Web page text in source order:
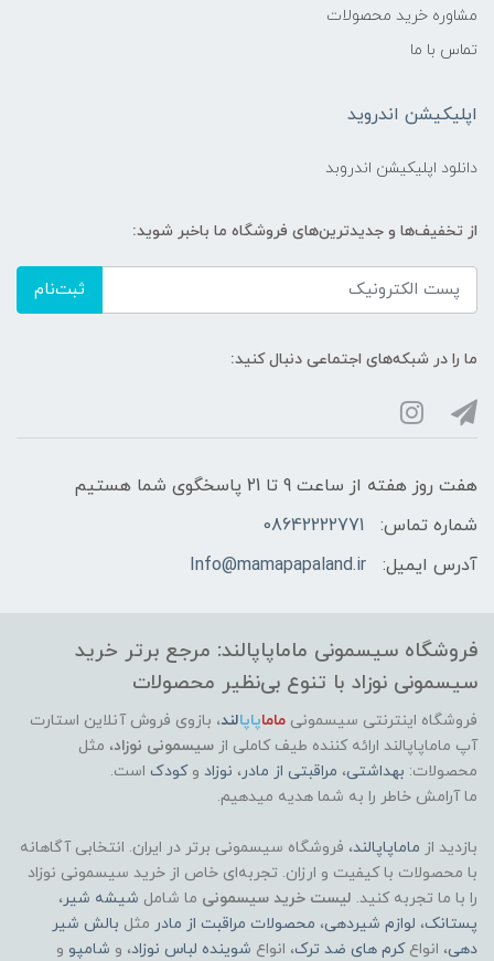
مشاوره خرید محصولات
تماس با ما
اپلیکیشن اندروید
دانلود اپلیکیشن اندروبد
از تخفیف‌ها و جدیدترین‌های فروشگاه ما باخبر شوید:
ثبت‌نام
ما را در شبکه‌های اجتماعی دنبال کنید:
هفت روز هفته از ساعت 9 تا 21 پاسخگوی شما هستیم
شماره تماس:
08642222771
آدرس ایمیل:
Info@mamapapaland.ir
فروشگاه سیسمونی ماماپاپالند: مرجع برتر خرید
سیسمونی نوزاد با تنوع بی‌نظیر محصولات
فروشگاه اینترنتی سیسمونی ماماپاپالند، بازوی فروش آنلاین استارت
آپ ماماپاپالند ارائه کننده طیف کاملی از سیسمونی نوزاد، مثل
محصولات: بهداشتی، مراقبتی از مادر، نوزاد وکودک است.
ما آرامش خاطر را به شما هدیه میدهیم.
بازدید از ماماپاپالند، فروشگاه سیسمونی برتر در ایران. انتخابی آگاهانه
با محصولات با کیفیت و ارزان. تجربه‌ای خاص از خرید سیسمونی نوزاد
را با ما تجربه کنید. لیست خرید سیسمونی ما شامل شیشه شیر،
پستانک، لوازم شیردهی، محصولات مراقبت از مادر مثل بالش شیر
دهی، انواعکرم های ضد ترک، انواع شوینده لباس نوزاد، و شامپو و